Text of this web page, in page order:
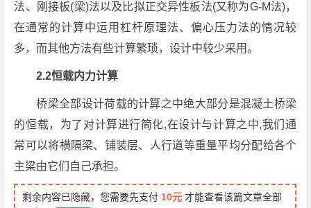
法、刚接板(梁)法以及比拟正交异性板法(又称为G-M法)，
在通常的计算中运用杠杆原理法、偏心压力法的情况较
多，而其他方法有些计算繁琐，设计中较少采用。
2.2恒载内力计算
桥梁全部设计荷载的计算之中绝大部分是混凝土桥梁
的恒载，为了对计算进行简化,在设计与计算之中,我们通
常可以将横隔梁、铺装层、人行道等重量平均分配给各个
主梁由它们自己承担。
剩余内容已隐藏，您需要先支付 10元 才能查看该篇文章全部